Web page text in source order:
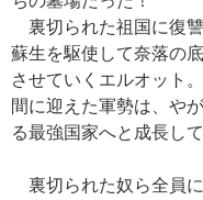
裏切られた祖国に復
蘇生を駆使して奈落の
させていくエルオット
間に迎えた軍勢は、や
る最強国家へと成長し
裏切られた奴ら全員